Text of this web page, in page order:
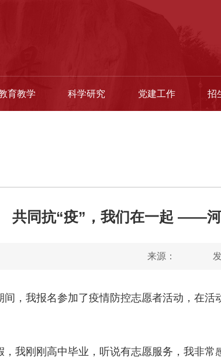
育教学 科学研究 党建工作 招
共同抗“疫”，我们在一起 ——
来源：
间，我报名参加了疫情防控志愿者活动，在
，我刚刚高中毕业，听说有志愿服务，我非